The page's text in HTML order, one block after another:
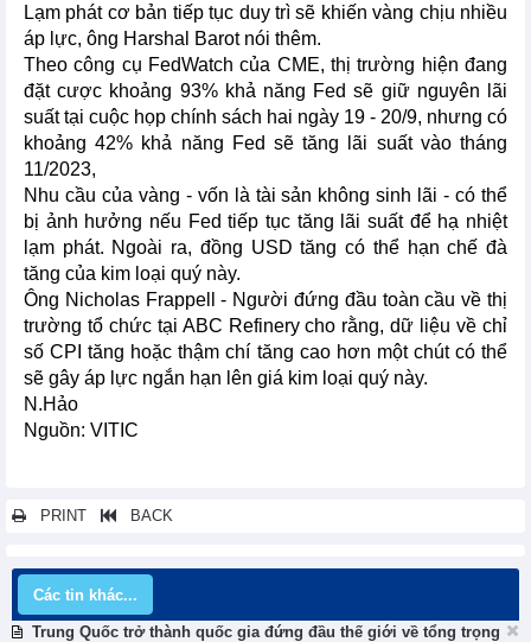
Lạm phát cơ bản tiếp tục duy trì sẽ khiến vàng chịu nhiều
áp lực, ông Harshal Barot nói thêm.
Theo công cụ FedWatch của CME, thị trường hiện đang
đặt cược khoảng 93% khả năng Fed sẽ giữ nguyên lãi
suất tại cuộc họp chính sách hai ngày 19 - 20/9, nhưng có
khoảng 42% khả năng Fed sẽ tăng lãi suất vào tháng
11/2023,
Nhu cầu của vàng - vốn là tài sản không sinh lãi - có thể
bị ảnh hưởng nếu Fed tiếp tục tăng lãi suất để hạ nhiệt
lạm phát. Ngoài ra, đồng USD tăng có thể hạn chế đà
tăng của kim loại quý này.
Ông Nicholas Frappell - Người đứng đầu toàn cầu về thị
trường tổ chức tại ABC Refinery cho rằng, dữ liệu về chỉ
số CPI tăng hoặc thậm chí tăng cao hơn một chút có thể
sẽ gây áp lực ngắn hạn lên giá kim loại quý này.
N.Hảo
Nguồn: VITIC
PRINT BACK
Các tin khác...
Trung Quốc trở thành quốc gia đứng đầu thế giới về tổng trọng